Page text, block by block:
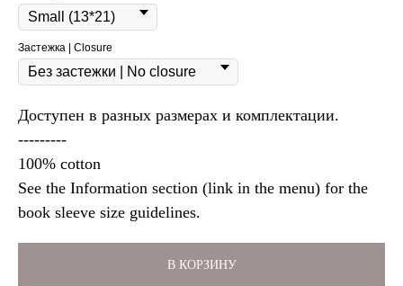
Застежка | Closure
Доступен в разных размерах и комплектации.
---------
100% cotton
See the Information section (link in the menu) for the
book sleeve size guidelines.
В КОРЗИНУ